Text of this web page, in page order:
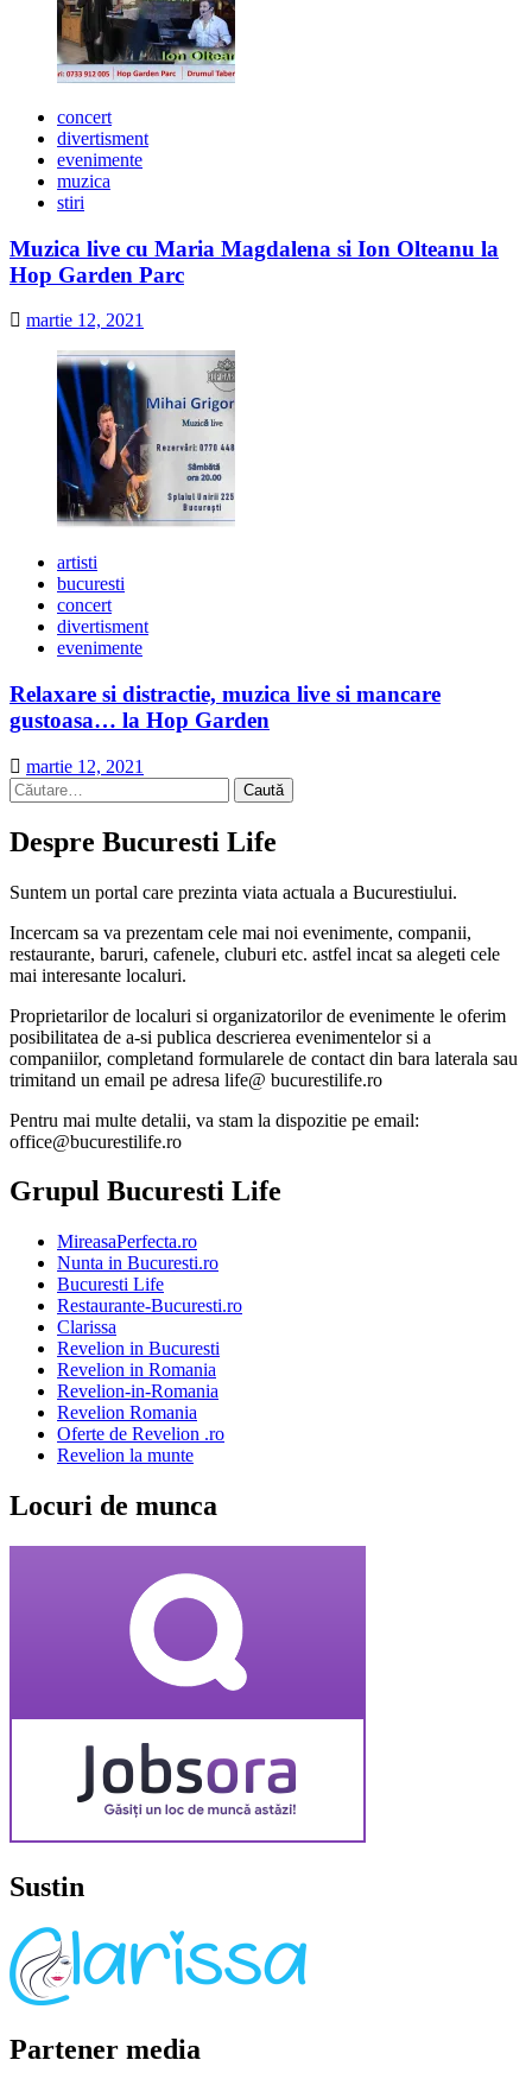
concert
divertisment
evenimente
muzica
stiri
Muzica live cu Maria Magdalena si Ion Olteanu la
Hop Garden Parc
martie 12, 2021
artisti
bucuresti
concert
divertisment
evenimente
Relaxare si distractie, muzica live si mancare
gustoasa… la Hop Garden
martie 12, 2021
Caută
după:
Despre Bucuresti Life
Suntem un portal care prezinta viata actuala a Bucurestiului.
Incercam sa va prezentam cele mai noi evenimente, companii,
restaurante, baruri, cafenele, cluburi etc. astfel incat sa alegeti cele
mai interesante localuri.
Proprietarilor de localuri si organizatorilor de evenimente le oferim
posibilitatea de a-si publica descrierea evenimentelor si a
companiilor, completand formularele de contact din bara laterala sau
trimitand un email pe adresa life@ bucurestilife.ro
Pentru mai multe detalii, va stam la dispozitie pe email:
office@bucurestilife.ro
Grupul Bucuresti Life
MireasaPerfecta.ro
Nunta in Bucuresti.ro
Bucuresti Life
Restaurante-Bucuresti.ro
Clarissa
Revelion in Bucuresti
Revelion in Romania
Revelion-in-Romania
Revelion Romania
Oferte de Revelion .ro
Revelion la munte
Locuri de munca
Sustin
Partener media